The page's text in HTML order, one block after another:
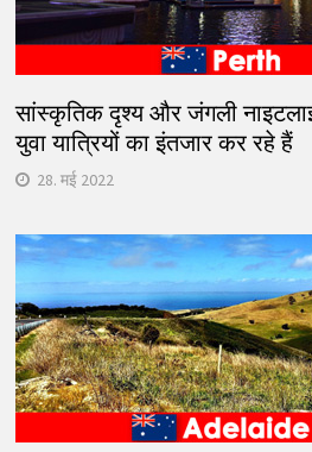
सांस्कृतिक दृश्य और जंगली
युवा यात्रियों का इंतजार कर रहे हैं
28. मई 2022